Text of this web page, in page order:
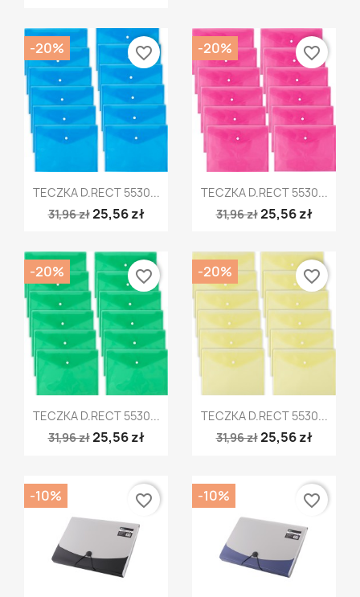
Szybki podgląd
TECZKA D.RECT 5530...
31,96 zł25,56 zł
-20% favorite_border
Szybki podgląd
TECZKA D.RECT 5530...
31,96 zł25,56 zł
-20% favorite_border
Szybki podgląd
TECZKA D.RECT 5530...
31,96 zł25,56 zł
-20% favorite_border
Szybki podgląd
TECZKA D.RECT 5530...
31,96 zł25,56 zł
-20% favorite_border
-10% favorite_border -10% favorite_border